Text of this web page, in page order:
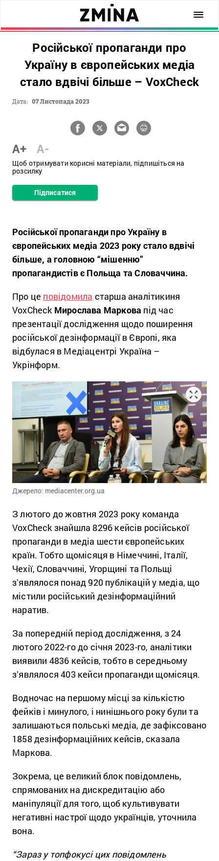
Російської пропаганди про
Україну в європейських медіа
стало вдвічі більше – VoxCheck
Дата: 07 Листопада 2023
A+ A-
Щоб отримувати корисні матеріали, підпишіться на
розсилку
Підписатися
Російської пропаганди про Україну в
європейських медіа 2023 року стало вдвічі
більше, а головною “мішенню”
пропагандистів є Польща та Словаччина.
Про це повідомила старша аналітикиня
VoxCheck Мирослава Маркова під час
презентації дослідження щодо поширення
російської дезінформації в Європі, яка
відбулася в Медіацентрі Україна –
Укрінформ.
Джерело: mediacenter.org.ua
З лютого до жовтня 2023 року команда
VoxCheck знайшла 8296 кейсів російської
пропаганди в медіа шести європейських
країн. Тобто щомісяця в Німеччині, Італії,
Чехії, Словаччині, Угорщині та Польщі
зʼявлялося понад 920 публікацій у медіа, що
містили російський дезінформаційний
наратив.
За попередній період дослідження, з 24
лютого 2022-го до січня 2023-го, аналітики
виявили 4836 кейсів, тобто в середньому
зʼявлялося 403 кейси пропаганди щомісяця.
Водночас на першому місці за кількістю
фейків і минулого, і нинішнього року були та
залишаються польські медіа, де зафіксовано
1858 дезінформаційних кейсів, сказала
Маркова.
Зокрема, це великий блок повідомлень,
спрямованих на дискредитацію або
маніпуляції для того, щоб культивувати
негативні настрої щодо українців, уточнила
вона.
“Зараз у топфокусі цих повідомлень